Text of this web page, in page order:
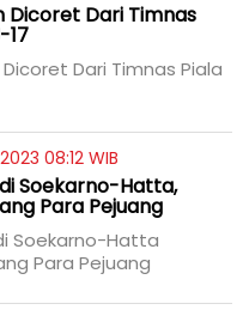
Dicoret Dari Timnas
17
Dari Timnas Piala
08:12 WIB
Soekarno-Hatta,
Para Pejuang
Soekarno-Hatta
Para Pejuang